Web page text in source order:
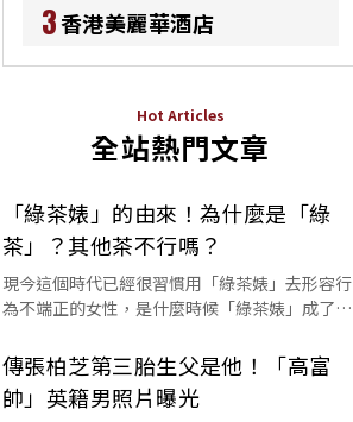
3香港美麗華酒店
Hot Articles
全站熱門文章
「綠茶婊」的由來！為什麼是「綠
茶」？其他茶不行嗎？
現今這個時代已經很習慣用「綠茶婊」去形容行
為不端正的女性，是什麼時候「綠茶婊」成了罵
傳張柏芝第三胎生父是他！「高富
帥」英籍男照片曝光